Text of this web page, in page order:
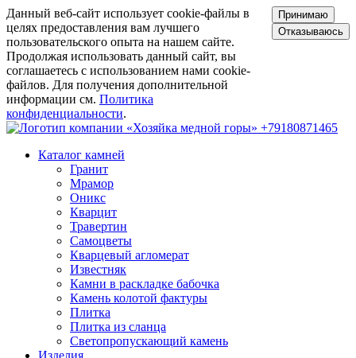
Данный веб-сайт использует cookie-файлы в
целях предоставления вам лучшего
пользовательского опыта на нашем сайте.
Продолжая использовать данный сайт, вы
соглашаетесь с использованием нами cookie-
файлов. Для получения дополнительной
информации см. Политика
конфиденциальности.
Принимаю
Отказываюсь
+79180871465
Каталог камней
Гранит
Мрамор
Оникс
Кварцит
Травертин
Самоцветы
Кварцевый агломерат
Известняк
Камни в раскладке бабочка
Камень колотой фактуры
Плитка
Плитка из сланца
Светопропускающий камень
Изделия